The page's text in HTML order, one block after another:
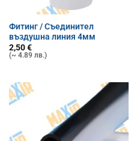
Фитинг / Съединител
въздушна линия 4мм
2,50€
(~ 4.89 лв.)